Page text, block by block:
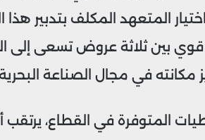
المتعهد المكلف بتدبير هذا
بين ثلاثة عروض تسعى إلى
مكانته في مجال الصناعة
المتوفرة في القطاع، يرتقب